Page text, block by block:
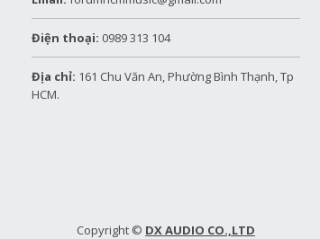
Điện thoại: 0989 313 104
Địa chỉ: 161 Chu Văn An, Phường Bình Thạnh, Tp
HCM.
Copyright © DX AUDIO CO.,LTD